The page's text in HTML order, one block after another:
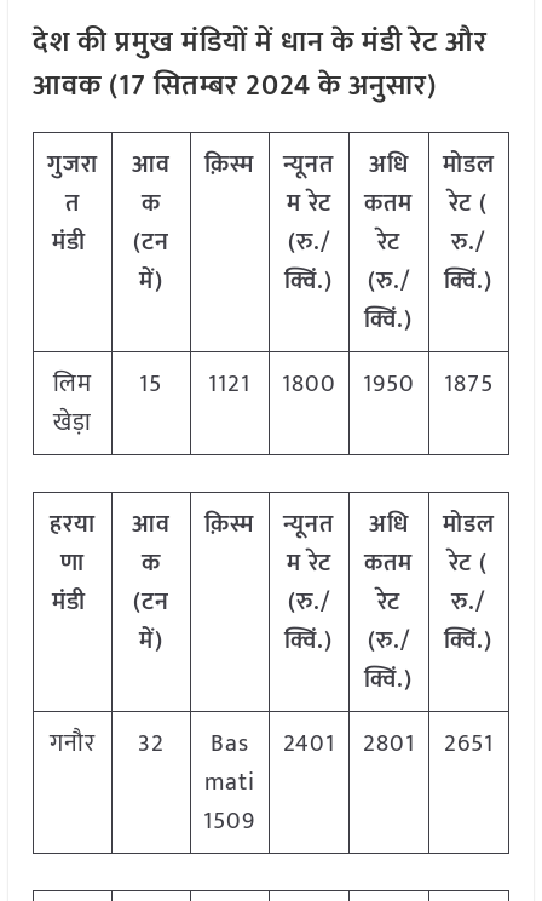
देश की प्रमुख मंडियों में धान के मंडी रेट और
आवक (17सितम्बर2024के अनुसार)
गुजरा
त
मंडी
आव
क
(टन
में)
क़िस्म
न्यूनत
म रेट
(रु./
क्विं.)
अधि
कतम
रेट
(रु./
क्विं.)
मोडल
रेट (
रु./
क्विं.)
लिम
खेड़ा
15 1121 1800 1950 1875
हरया
णा
मंडी
आव
क
(टन
में)
क़िस्म
न्यूनत
म रेट
(रु./
क्विं.)
अधि
कतम
रेट
(रु./
क्विं.)
मोडल
रेट (
रु./
क्विं.)
गनौर 32
Bas
mati
1509
2401 2801 2651